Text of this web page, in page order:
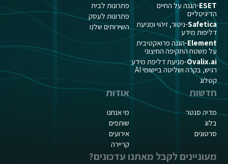
ESET-הגנה על החיים
הדיגיטליים
Safetica-ניטור, זיהוי ומניעת
דליפות מידע
Element-הגנה פרואקטיבית
על משטח התקיפה החיצוני
Ovalix.ai-מניעת דליפת מידע
רגיש, בקרה ושליטה ביישומי AI
קטלוג
פתרונות לבית
פתרונות לעסק
השירותים שלנו
חדשות
מדיה סנטר
בלוג
סרטונים
אודות
מי אנחנו
שותפים
אירועים
קריירה
מעוניינים לקבל מאתנו עדכונים?